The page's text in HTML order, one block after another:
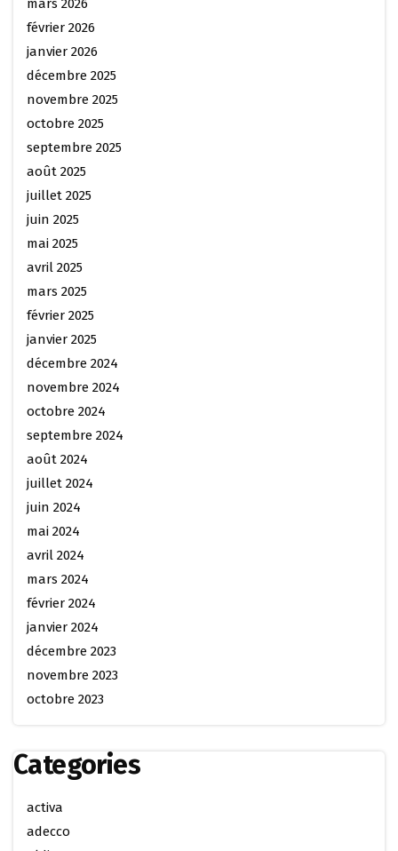
mars 2026
février 2026
janvier 2026
décembre 2025
novembre 2025
octobre 2025
septembre 2025
août 2025
juillet 2025
juin 2025
mai 2025
avril 2025
mars 2025
février 2025
janvier 2025
décembre 2024
novembre 2024
octobre 2024
septembre 2024
août 2024
juillet 2024
juin 2024
mai 2024
avril 2024
mars 2024
février 2024
janvier 2024
décembre 2023
novembre 2023
octobre 2023
Categories
activa
adecco